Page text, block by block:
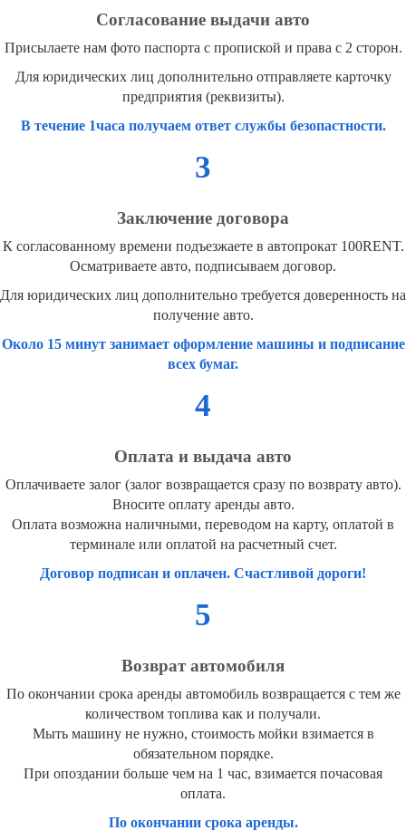
Согласование выдачи авто
Присылаете нам фото паспорта с пропиской и права с 2 сторон.
Для юридических лиц дополнительно отправляете карточку
предприятия (реквизиты).
В течение 1часа получаем ответ службы безопастности.
3
Заключение договора
К согласованному времени подъезжаете в автопрокат 100RENT.
Осматриваете авто, подписываем договор.
Для юридических лиц дополнительно требуется доверенность на
получение авто.
Около 15 минут занимает оформление машины и подписание
всех бумаг.
4
Оплата и выдача авто
Оплачиваете залог (залог возвращается сразу по возврату авто).
Вносите оплату аренды авто.
Оплата возможна наличными, переводом на карту, оплатой в
терминале или оплатой на расчетный счет.
Договор подписан и оплачен. Счастливой дороги!
5
Возврат автомобиля
По окончании срока аренды автомобиль возвращается с тем же
количеством топлива как и получали.
Мыть машину не нужно, стоимость мойки взимается в
обязательном порядке.
При опоздании больше чем на 1 час, взимается почасовая
оплата.
По окончании срока аренды.